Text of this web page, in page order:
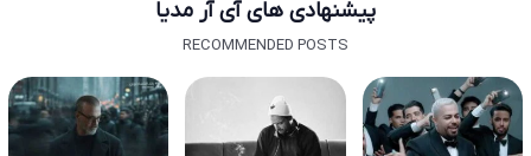
پیشنهادی های آی آر مدیا
RECOMMENDED POSTS